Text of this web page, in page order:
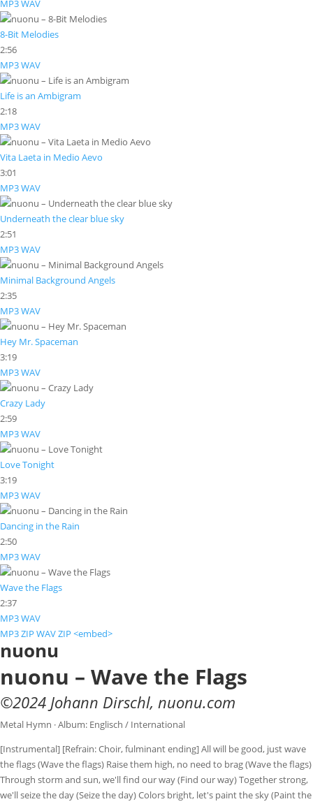
MP3WAV
8-Bit Melodies
2:56
MP3WAV
Life is an Ambigram
2:18
MP3WAV
Vita Laeta in Medio Aevo
3:01
MP3WAV
Underneath the clear blue sky
2:51
MP3WAV
Minimal Background Angels
2:35
MP3WAV
Hey Mr. Spaceman
3:19
MP3WAV
Crazy Lady
2:59
MP3WAV
Love Tonight
3:19
MP3WAV
Dancing in the Rain
2:50
MP3WAV
Wave the Flags
2:37
MP3WAV
MP3 ZIP WAV ZIP <embed>
nuonu
nuonu – Wave the Flags
©2024 Johann Dirschl, nuonu.com
Metal Hymn · Album: Englisch / International
[Instrumental] [Refrain: Choir, fulminant ending] All will be good, just wave
the flags (Wave the flags) Raise them high, no need to brag (Wave the flags)
Through storm and sun, we'll find our way (Find our way) Together strong,
we'll seize the day (Seize the day) Colors bright, let's paint the sky (Paint the